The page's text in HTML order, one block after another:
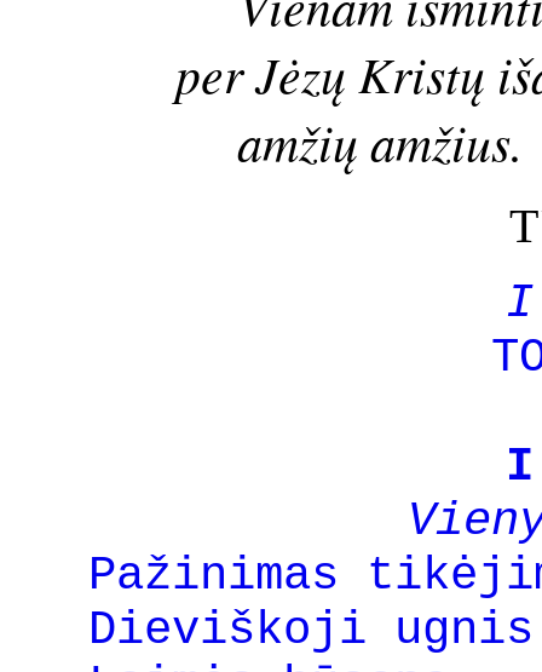
per Jėzų Kristų
amžių
I
I
Pažinimas
Dieviškoji